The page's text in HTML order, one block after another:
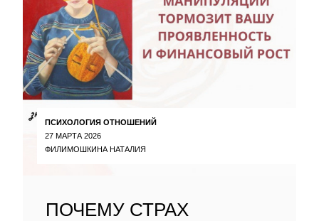
ПСИХОЛОГИЯ ОТНОШЕНИЙ
27 МАРТА 2026
ФИЛИМОШКИНА НАТАЛИЯ
ПОЧЕМУ СТРАХ